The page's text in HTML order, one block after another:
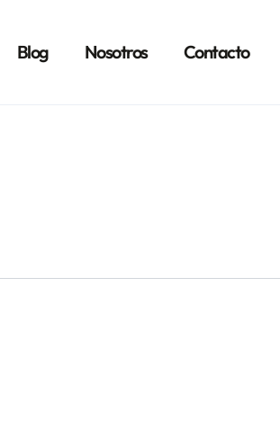
Blog Nosotros Contacto